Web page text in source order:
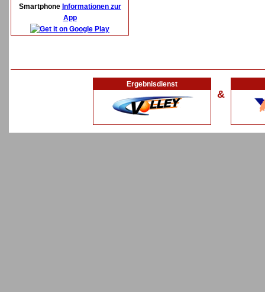
Smartphone Informationen zur
App
Ergebnisdienst
&